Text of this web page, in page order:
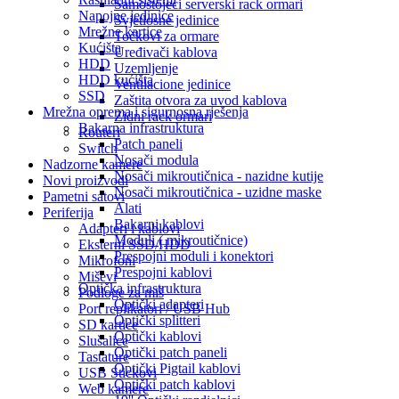
Samostojeći serverski rack ormari
Svjetlosne jedinice
Točkovi za ormare
Uređivači kablova
Uzemljenje
Ventilacione jedinice
Zaštita otvora za uvod kablova
Zidni rack ormari
Routeri
Switch
Nadzorne kamere
Novi proizvodi
Pametni satovi
Periferija
Adapteri i kablovi
Eksterni SSD/HDD
Mikrofoni
Miševi
Podloge za miš
Port replikatori / USB Hub
SD kartice
Slušalice
Tastature
USB Stickovi
Web kamere
Napojne jedinice
Mrežne kartice
Kućišta
HDD
HDD kućišta
SSD
Mrežna oprema i sigurnosna rješenja
Bakarna infrastruktura
Patch paneli
Nosači modula
Nosači mikroutičnica - nazidne kutije
Nosači mikroutičnica - uzidne maske
Alati
Bakarni kablovi
Moduli ( mikroutičnice)
Prespojni moduli i konektori
Prespojni kablovi
Optička infrastruktura
Optički adapteri
Optički splitteri
Optički kablovi
Optički patch paneli
Optički Pigtail kablovi
Optički patch kablovi